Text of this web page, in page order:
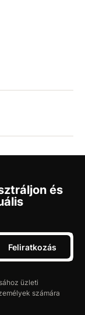
és
Feliratkozás
üzleti
számára